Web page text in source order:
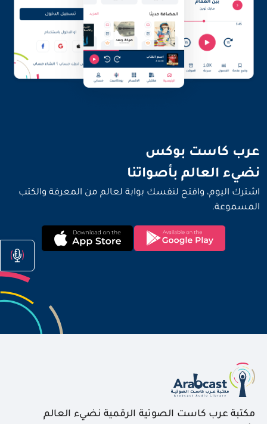
عرب كاست بوكس
نضيء العالم بأصواتنا
اشترك اليوم، وافتح لنفسك بوابة لعالم من المعرفة والكتب
المسموعة.
مكتبة عرب كاست الصوتية الرقمية نضيء العالم